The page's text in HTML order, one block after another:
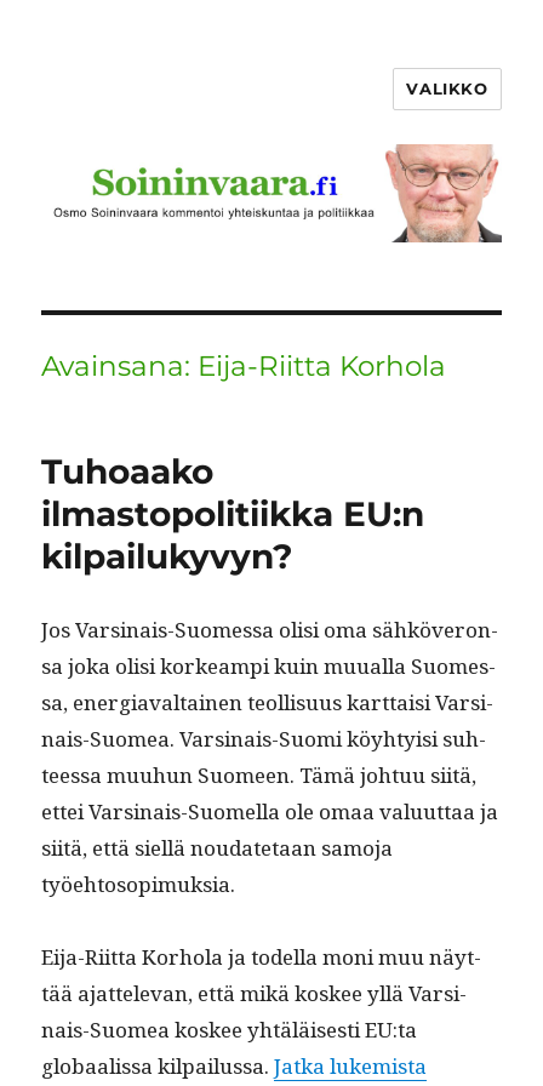
VALIKKO
Avainsana: Eija-Riitta Korhola
Tuhoaako
ilmastopolitiikka EU:n
kilpailukyvyn?
Jos Varsi­nais-Suomes­sa olisi oma sähköveron­
sa joka olisi korkeampi kuin muual­la Suomes­
sa, ener­giaval­tainen teol­lisu­us kart­taisi Varsi­
nais-Suomea. Varsi­nais-Suo­mi köy­hty­isi suh­
teessa muuhun Suomeen. Tämä johtuu siitä,
ettei Varsi­nais-Suomel­la ole omaa val­u­ut­taa ja
siitä, että siel­lä nou­date­taan samo­ja
työehtosopimuksia.
Eija-Riit­ta Korho­la ja todel­la moni muu näyt­
tää ajat­tel­e­van, että mikä kos­kee yllä Varsi­
nais-Suomea kos­kee yhtäläis­es­ti EU:ta
globaalis­sa kil­pailus­sa.Jat­ka lukemista